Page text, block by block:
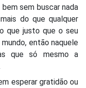
sem buscar nada
do que qualquer
que justo que o seu
então naquele
que só mesmo a
esperar gratidão ou